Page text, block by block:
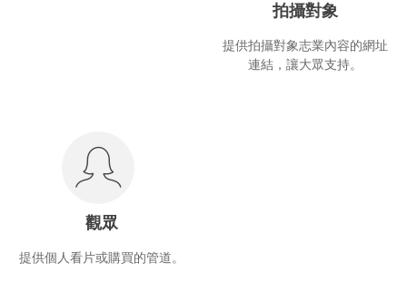
拍攝對象
提供拍攝對象志業內容的網址
連結，讓大眾支持。
觀眾
提供個人看片或購買的管道。